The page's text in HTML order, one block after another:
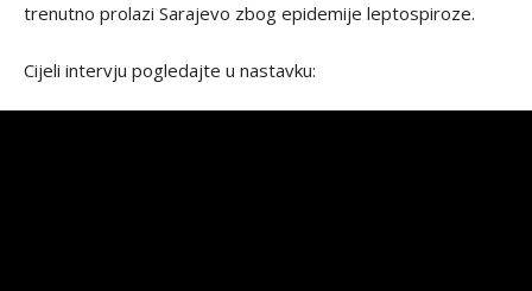
trenutno prolazi Sarajevo zbog epidemije leptospiroze.
Cijeli intervju pogledajte u nastavku: